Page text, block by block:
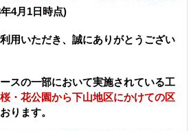
4月1日時点)
用いただき、誠にありがとうござい
スの一部において実施されている工
・花公園から下山地区にかけての区
ります。